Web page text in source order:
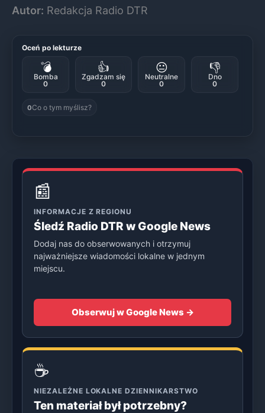
Autor: Redakcja Radio DTR
Oceń po lekturze
💣
Bomba
0
👍
Zgadzam się
0
😐
Neutralne
0
👎
Dno
0
0Co o tym myślisz?
📰
INFORMACJE Z REGIONU
Śledź Radio DTR w Google News
Dodaj nas do obserwowanych i otrzymuj
najważniejsze wiadomości lokalne w jednym
miejscu.
Obserwuj w Google News →
☕
NIEZALEŻNE LOKALNE DZIENNIKARSTWO
Ten materiał był potrzebny?